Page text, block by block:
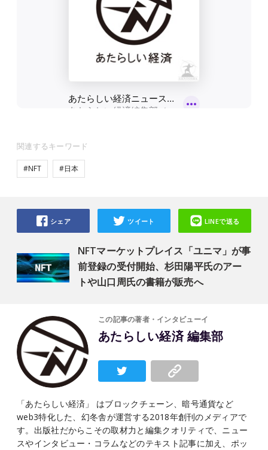
関連するキーワード
#NFT #日本
NFTマーケットプレイス「ユニマ」が事
前登録の受付開始、杉田陽平氏のアー
トや山口周氏の書籍が販売へ
シェア ツイート LINEで送る
この記事の著者・インタビューイ
あたらしい経済 編集部
「あたらしい経済」 はブロックチェーン、暗号通貨など
web3特化した、幻冬舎が運営する2018年創刊のメディアで
す。出版社だからこその取材力と編集クオリティで、ニュー
スやインタビュー・コラムなどのテキスト記事に加え、ポッ